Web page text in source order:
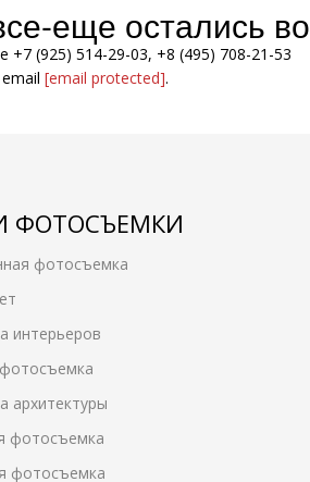
еще остались
+7 (925) 514-29-03, +8 (495) 708-21-53
[email protected].
ФОТОСЪЕМКИ
фотосъемка
интерьеров
архитектуры
фотосъемка
фотосъемка